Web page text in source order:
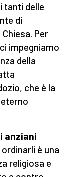
tanti delle
di
Per
impegniamo
della
che è la
anziani
è una
religiosa e